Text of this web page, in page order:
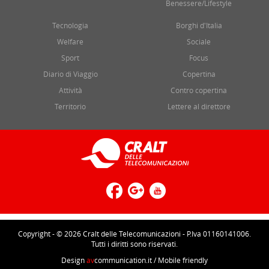
Benessere/Lifestyle
Tecnologia
Welfare
Sport
Diario di Viaggio
Attività
Territorio
Borghi d'Italia
Sociale
Focus
Copertina
Contro copertina
Lettere al direttore
Copyright - © 2026 Cralt delle Telecomunicazioni - P.Iva 01160141006.
Tutti i diritti sono riservati.
Designavcommunication.it/ Mobile friendly